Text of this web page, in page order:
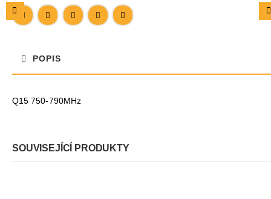
POPIS
Q15 750-790MHz
SOUVISEJÍCÍ PRODUKTY